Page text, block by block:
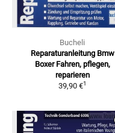
Bucheli
Reparaturanleitung Bmw
Boxer Fahren, pflegen,
reparieren
39,90 €1